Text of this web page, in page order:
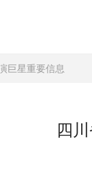
巨星重要信息
四